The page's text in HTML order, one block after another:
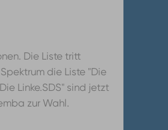
Die Liste tritt
die Liste "Die
Linke.SDS" sind jetzt
zur Wahl.